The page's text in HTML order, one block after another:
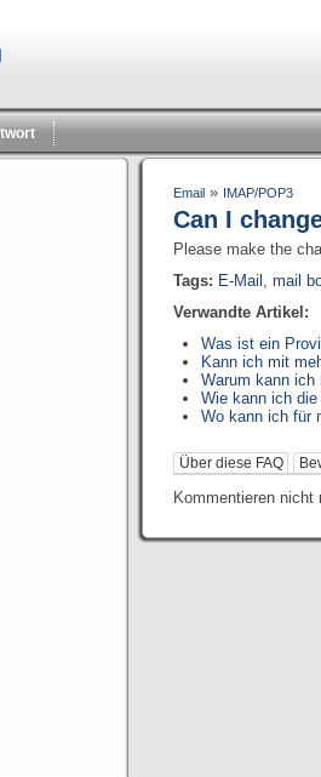
Email » IMAP/POP3
Can I
Please make the
Tags: E-Mail , mail
Verwandte Artikel:
Was ist ein
Kann ich mit
Warum kann ich
Wie kann ich
Wo kann ich für
Über diese FAQ
Kommentieren nicht